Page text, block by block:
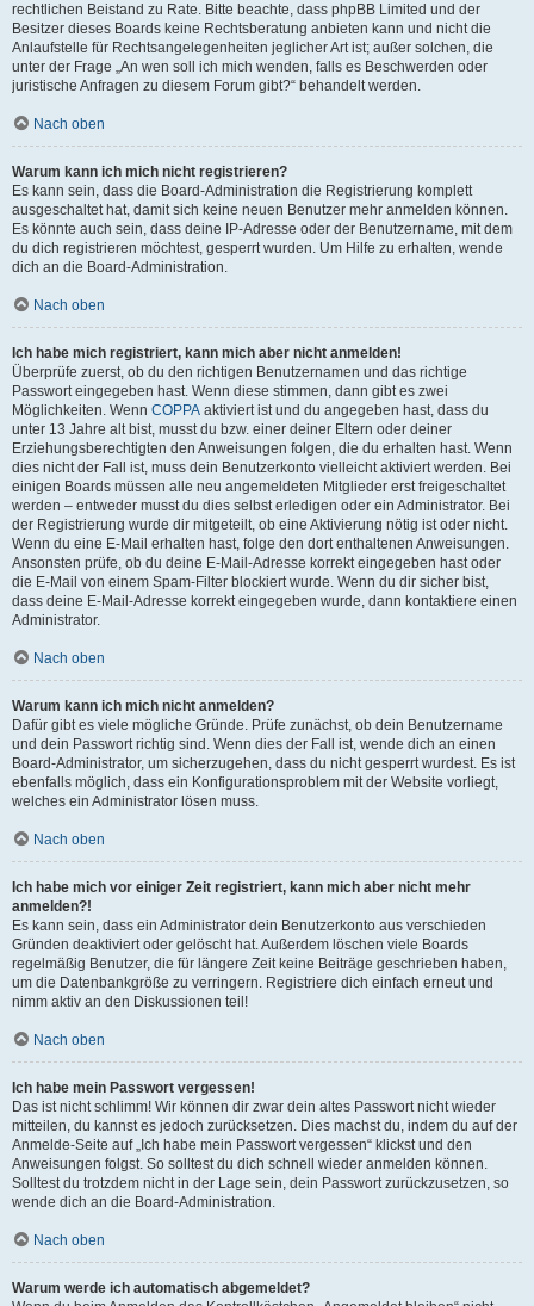
rechtlichen Beistand zu Rate. Bitte beachte, dass phpBB Limited und der
Besitzer dieses Boards keine Rechtsberatung anbieten kann und nicht die
Anlaufstelle für Rechtsangelegenheiten jeglicher Art ist; außer solchen, die
unter der Frage „An wen soll ich mich wenden, falls es Beschwerden oder
juristische Anfragen zu diesem Forum gibt?“ behandelt werden.
Nach oben
Warum kann ich mich nicht registrieren?
Es kann sein, dass die Board-Administration die Registrierung komplett
ausgeschaltet hat, damit sich keine neuen Benutzer mehr anmelden können.
Es könnte auch sein, dass deine IP-Adresse oder der Benutzername, mit dem
du dich registrieren möchtest, gesperrt wurden. Um Hilfe zu erhalten, wende
dich an die Board-Administration.
Nach oben
Ich habe mich registriert, kann mich aber nicht anmelden!
Überprüfe zuerst, ob du den richtigen Benutzernamen und das richtige
Passwort eingegeben hast. Wenn diese stimmen, dann gibt es zwei
Möglichkeiten. Wenn COPPA aktiviert ist und du angegeben hast, dass du
unter 13 Jahre alt bist, musst du bzw. einer deiner Eltern oder deiner
Erziehungsberechtigten den Anweisungen folgen, die du erhalten hast. Wenn
dies nicht der Fall ist, muss dein Benutzerkonto vielleicht aktiviert werden. Bei
einigen Boards müssen alle neu angemeldeten Mitglieder erst freigeschaltet
werden – entweder musst du dies selbst erledigen oder ein Administrator. Bei
der Registrierung wurde dir mitgeteilt, ob eine Aktivierung nötig ist oder nicht.
Wenn du eine E-Mail erhalten hast, folge den dort enthaltenen Anweisungen.
Ansonsten prüfe, ob du deine E-Mail-Adresse korrekt eingegeben hast oder
die E-Mail von einem Spam-Filter blockiert wurde. Wenn du dir sicher bist,
dass deine E-Mail-Adresse korrekt eingegeben wurde, dann kontaktiere einen
Administrator.
Nach oben
Warum kann ich mich nicht anmelden?
Dafür gibt es viele mögliche Gründe. Prüfe zunächst, ob dein Benutzername
und dein Passwort richtig sind. Wenn dies der Fall ist, wende dich an einen
Board-Administrator, um sicherzugehen, dass du nicht gesperrt wurdest. Es ist
ebenfalls möglich, dass ein Konfigurationsproblem mit der Website vorliegt,
welches ein Administrator lösen muss.
Nach oben
Ich habe mich vor einiger Zeit registriert, kann mich aber nicht mehr
anmelden?!
Es kann sein, dass ein Administrator dein Benutzerkonto aus verschieden
Gründen deaktiviert oder gelöscht hat. Außerdem löschen viele Boards
regelmäßig Benutzer, die für längere Zeit keine Beiträge geschrieben haben,
um die Datenbankgröße zu verringern. Registriere dich einfach erneut und
nimm aktiv an den Diskussionen teil!
Nach oben
Ich habe mein Passwort vergessen!
Das ist nicht schlimm! Wir können dir zwar dein altes Passwort nicht wieder
mitteilen, du kannst es jedoch zurücksetzen. Dies machst du, indem du auf der
Anmelde-Seite auf „Ich habe mein Passwort vergessen“ klickst und den
Anweisungen folgst. So solltest du dich schnell wieder anmelden können.
Solltest du trotzdem nicht in der Lage sein, dein Passwort zurückzusetzen, so
wende dich an die Board-Administration.
Nach oben
Warum werde ich automatisch abgemeldet?